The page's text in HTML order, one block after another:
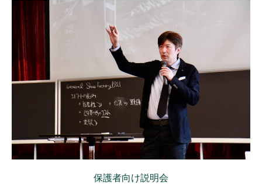
保護者向け説明会